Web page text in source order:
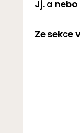
Jj. a
Ze sekce